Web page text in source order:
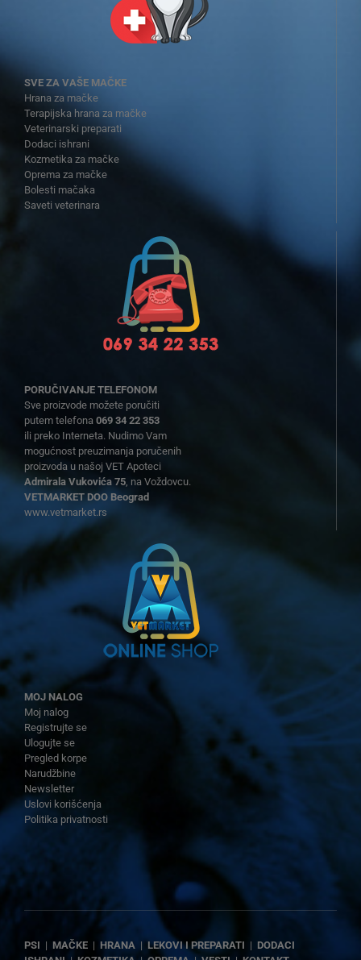
SVE ZA VAŠE MAČKE
Hrana za mačke
Terapijska hrana za mačke
Veterinarski preparati
Dodaci ishrani
Kozmetika za mačke
Oprema za mačke
Bolesti mačaka
Saveti veterinara
PORUČIVANJE TELEFONOM
Sve proizvode možete poručiti
putem telefona 069 34 22 353
ili preko Interneta. Nudimo Vam
mogućnost preuzimanja poručenih
proizvoda u našoj VET Apoteci
Admirala Vukovića 75, na Voždovcu.
VETMARKET DOO Beograd
www.vetmarket.rs
MOJ NALOG
Moj nalog
Registrujte se
Ulogujte se
Pregled korpe
Narudžbine
Newsletter
Uslovi korišćenja
Politika privatnosti
PSI | MAČKE| HRANA| LEKOVI I PREPARATI | DODACI